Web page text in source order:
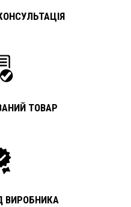
ТОВАР
ВИРОБНИКА